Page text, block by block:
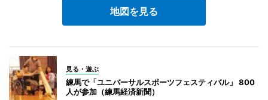
地図を見る
見る・遊ぶ
練馬で「ユニバーサルスポーツフェスティバル」 800
人が参加（練馬経済新聞）